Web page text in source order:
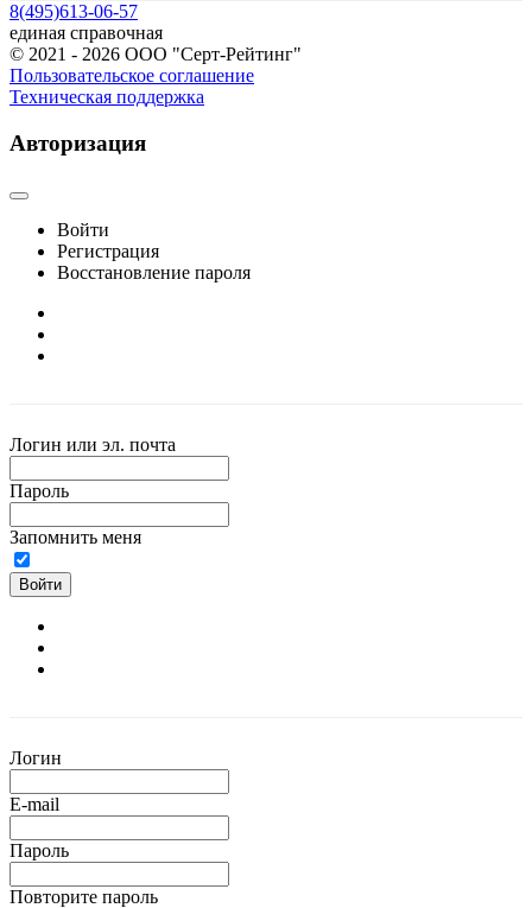
8(495)613-06-57
единая справочная
© 2021 - 2026 ООО "Серт-Рейтинг"
Пользовательское соглашение
Техническая поддержка
Авторизация
Войти
Регистрация
Восстановление пароля
Логин или эл. почта
Пароль
Запомнить меня
Войти
Логин
E-mail
Пароль
Повторите пароль